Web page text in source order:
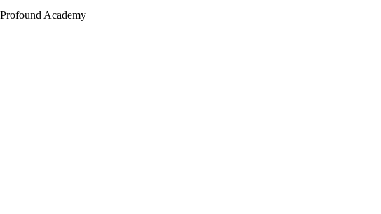
Profound Academy